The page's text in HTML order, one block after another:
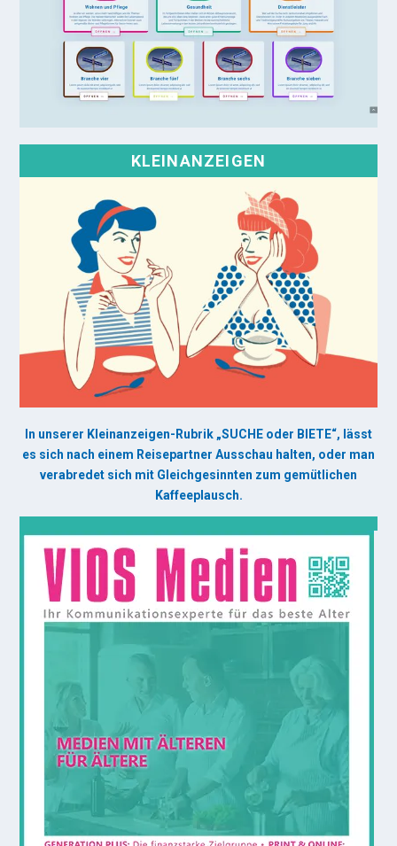
KLEINANZEIGEN
In unserer Kleinanzeigen-Rubrik „SUCHE oder BIETE“, lässt
es sich nach einem Reisepartner Ausschau halten, oder man
verabredet sich mit Gleichgesinnten zum gemütlichen
Kaffeeplausch.